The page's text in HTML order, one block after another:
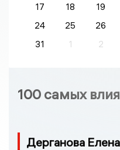
17
18 19
24
25 26
31
1 2
100 самых
Дерганова